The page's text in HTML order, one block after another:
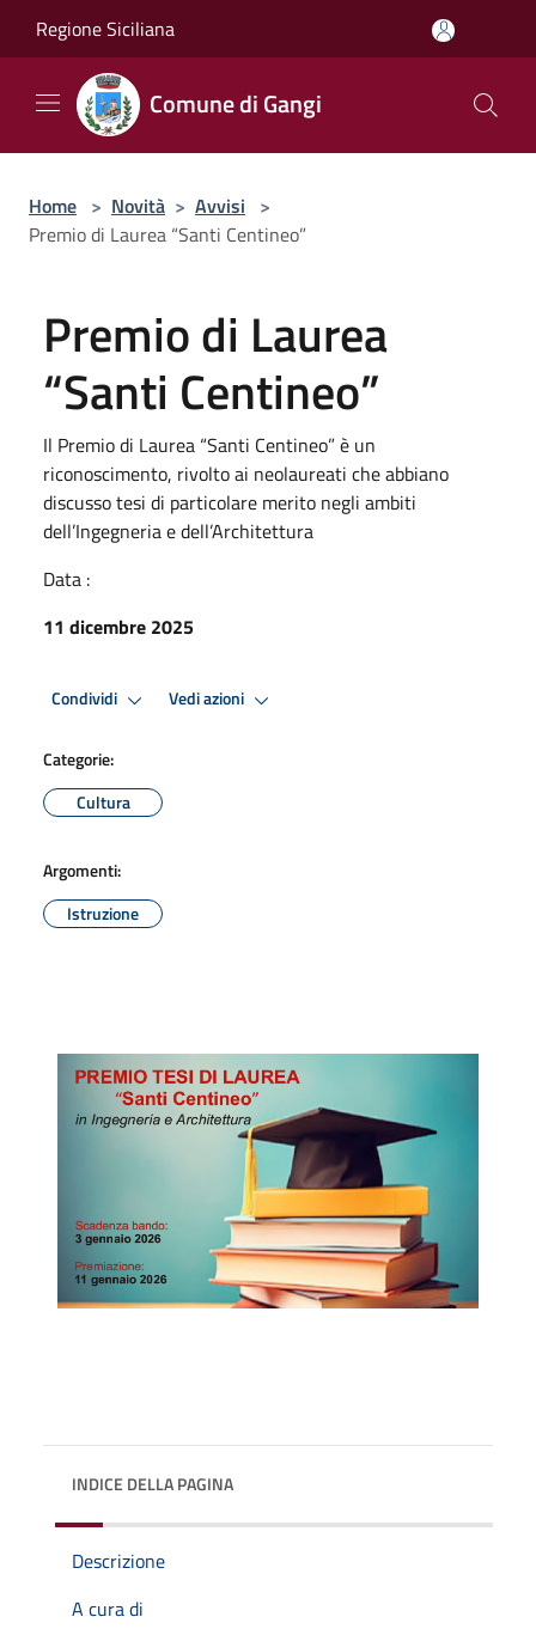
Regione Siciliana
Comune di Gangi
Home > Novità > Avvisi >
Premio di Laurea “Santi Centineo”
Premio di Laurea
“Santi Centineo”
Il Premio di Laurea “Santi Centineo” è un
riconoscimento, rivolto ai neolaureati che abbiano
discusso tesi di particolare merito negli ambiti
dell’Ingegneria e dell’Architettura
Data :
11 dicembre 2025
Condividi Vedi azioni
Categorie:
Cultura
Argomenti:
Istruzione
INDICE DELLA PAGINA
Descrizione
A cura di